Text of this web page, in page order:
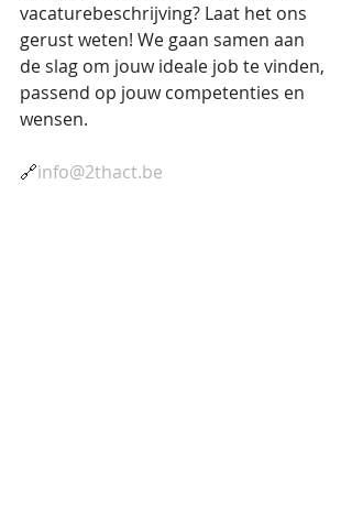
vacaturebeschrijving? Laat het ons
gerust weten! We gaan samen aan
de slag om jouw ideale job te vinden,
passend op jouw competenties en
wensen.
🔗info@2thact.be